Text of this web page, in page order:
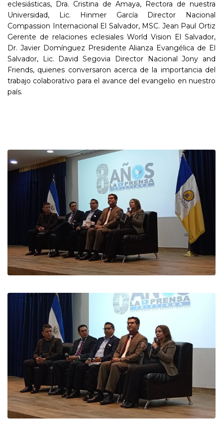
eclesiásticas, Dra. Cristina de Amaya, Rectora de nuestra
Universidad, Lic. Hinmer García Director Nacional
Compassion Internacional El Salvador, MSC. Jean Paul Ortiz
Gerente de relaciones eclesiales World Vision El Salvador,
Dr. Javier Domínguez Presidente Alianza Evangélica de El
Salvador, Lic. David Segovia Director Nacional Jony and
Friends, quienes conversaron acerca de la importancia del
trabajo colaborativo para el avance del evangelio en nuestro
país.